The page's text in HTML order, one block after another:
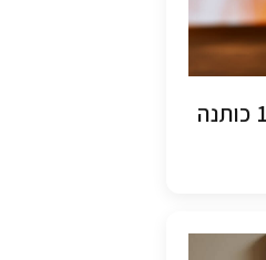
קנבס אמנים פרימיום: 100% כותנה